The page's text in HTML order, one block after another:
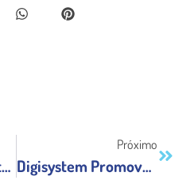
IBM Premia Digisystem – Fator Brasil
Próximo
Digisystem Promove Encontro – REDPRESS